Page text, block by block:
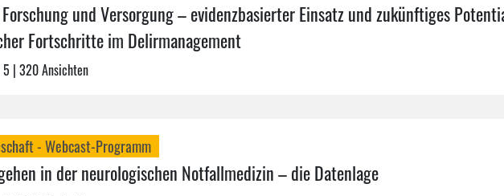
und Versorgung – evidenzbasierter Einsatz und zukünftiges
Fortschritte im Delirmanagement
| 320 Ansichten
- Webcast-Programm
in der neurologischen Notfallmedizin – die Datenlage